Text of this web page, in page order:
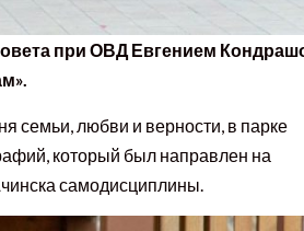
при ОВД Евгением
семьи, любви и верности, в парке
который был направлен на
самодисциплины.